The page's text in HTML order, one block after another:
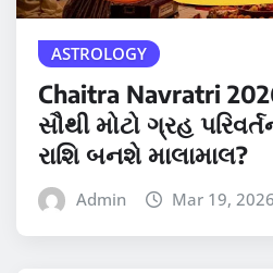
ASTROLOGY
Chaitra Navratri
સૌથી મોટો ગ્રહ
રાશિ બનશે માલામાલ?
Admin Mar 19, 2026